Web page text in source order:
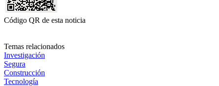
Código QR de esta noticia
Temas relacionados
Investigación
Segura
Construcción
Tecnología